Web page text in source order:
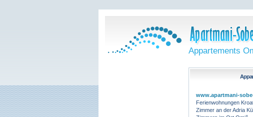
Appartements
www.apartmani-
Ferienwohnungen
Zimmer an der Adria